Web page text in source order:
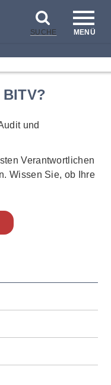
SUCHE MENÜ
Verantwortlichen
Wissen Sie, ob Ihre